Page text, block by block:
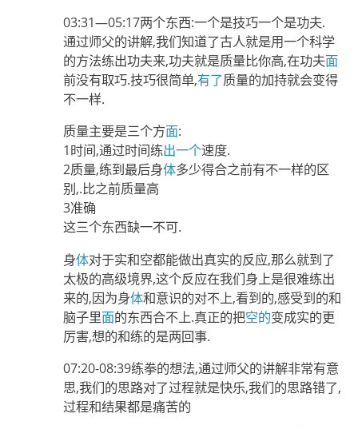
03:31—05:17两个东西:一个是技巧一个是功夫.
通过师父的讲解,我们知道了古人就是用一个科学
的方法练出功夫来,功夫就是质量比你高,在功夫面
前没有取巧.技巧很简单,有了质量的加持就会变得
不一样.
质量主要是三个方面:
1时间,通过时间练出一个速度.
2质量,练到最后身体多少得合之前有不一样的区
别,.比之前质量高
3准确
这三个东西缺一不可.
身体对于实和空都能做出真实的反应,那么就到了
太极的高级境界,这个反应在我们身上是很难练出
来的,因为身体和意识的对不上,看到的,感受到的和
脑子里面的东西合不上.真正的把空的变成实的更
厉害,想的和练的是两回事.
07:20-08:39练拳的想法,通过师父的讲解非常有意
思,我们的思路对了过程就是快乐,我们的思路错了,
过程和结果都是痛苦的